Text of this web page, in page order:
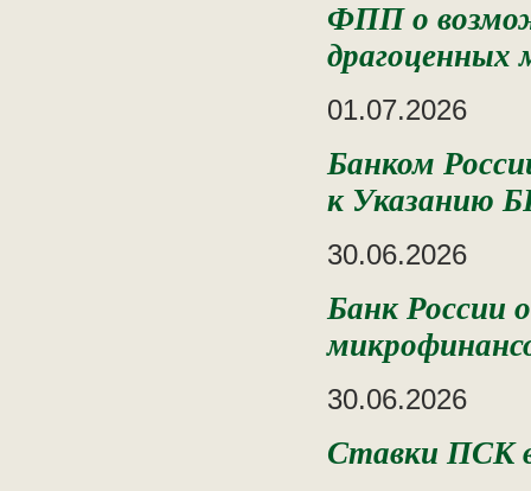
ФПП о
драгоценных
01.07.2026
Банком
к Указанию
30.06.2026
Банк России
30.06.2026
Ставки ПСК в